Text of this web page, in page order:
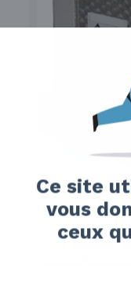
Ce site
vous
ceux
Isotherme